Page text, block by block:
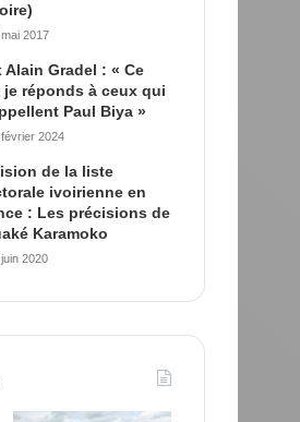
2017
Alain Gradel : « Ce
je réponds à ceux qui
Paul Biya »
février 2024
de la liste
ivoirienne en
: Les précisions de
Karamoko
2020